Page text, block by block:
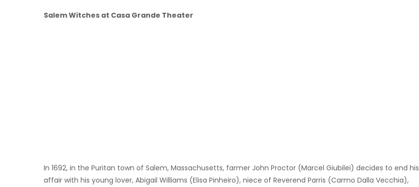
Salem Witches at Casa Grande Theater
In 1692, in the Puritan town of Salem, Massachusetts, farmer John Proctor (Marcel Giubilei) decides to end his
affair with his young lover, Abigail Williams (Elisa Pinheiro), niece of Reverend Parris (Carmo Dalla Vecchia),